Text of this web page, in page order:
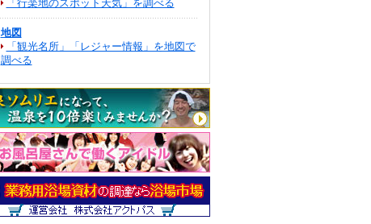
「行楽地のスポット天気」を調べる
地図
「観光名所」「レジャー情報」を地図で
調べる